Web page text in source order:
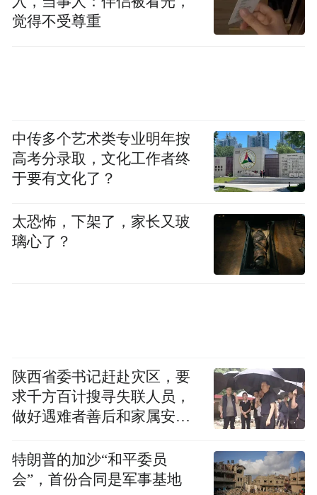
觉得不受尊重
中传多个艺术类专业明年按
高考分录取，文化工作者终
于要有文化了？
太恐怖，下架了，家长又玻
璃心了？
陕西省委书记赶赴灾区，要
求千方百计搜寻失联人员，
做好遇难者善后和家属安抚
特朗普的加沙“和平委员
会”，首份合同是军事基地